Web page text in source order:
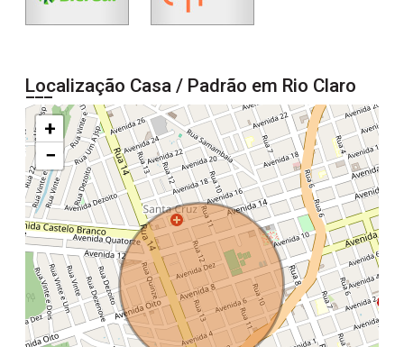
Localização Casa / Padrão em Rio Claro
+
−